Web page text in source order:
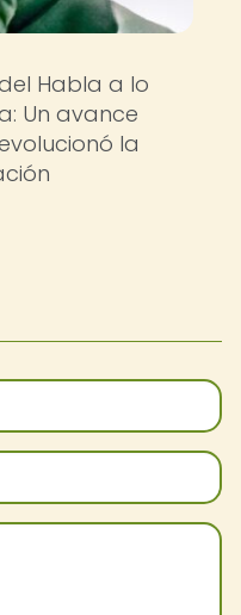
Habla a lo
Un avance
la